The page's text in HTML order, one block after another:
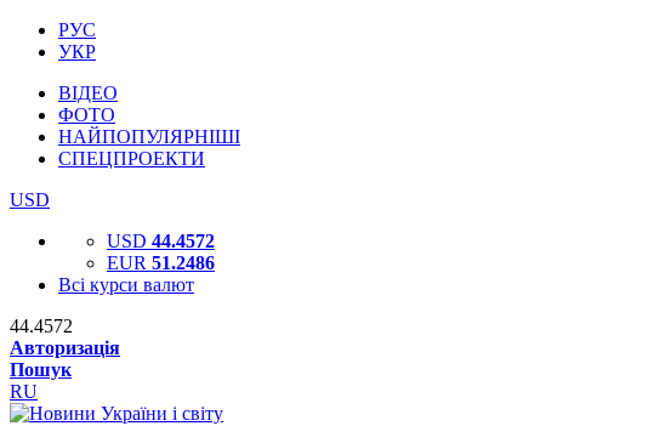
РУС
УКР
ВІДЕО
ФОТО
НАЙПОПУЛЯРНІШІ
СПЕЦПРОЕКТИ
USD
USD 44.4572
EUR 51.2486
Всі курси валют
44.4572
Авторизація
Пошук
RU